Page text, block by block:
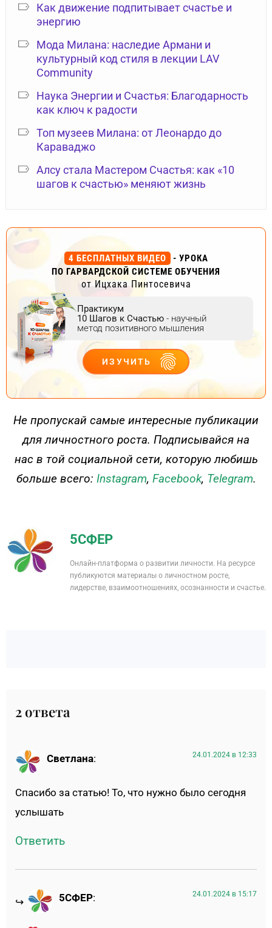
Как движение подпитывает счастье и
энергию
Мода Милана: наследие Армани и
культурный код стиля в лекции LAV
Community
Наука Энергии и Счастья: Благодарность
как ключ к радости
Топ музеев Милана: от Леонардо до
Караваджо
Алсу стала Мастером Счастья: как «10
шагов к счастью» меняют жизнь
4 БЕСПЛАТНЫХ ВИДЕО
- УРОКА
ПО ГАРВАРДСКОЙ СИСТЕМЕ ОБУЧЕНИЯ
от Ицхака Пинтосевича
Практикум
10 Шагов к Счастью - научный
метод позитивного мышления
ИЗУЧИТЬ
ДЕЙСТВУЙ
Не пропускай самые интересные публикации
для личностного роста. Подписывайся на
нас в той социальной сети, которую любишь
больше всего: Instagram, Facebook, Telegram.
5СФЕР
Онлайн-платформа о развитии личности. На ресурсе
публикуются материалы о личностном росте,
лидерстве, взаимоотношениях, осознанности и счастье.
2 ответа
Светлана: 24.01.2024 в 12:33
Спасибо за статью! То, что нужно было сегодня
услышать
Ответить
5СФЕР: 24.01.2024 в 15:17